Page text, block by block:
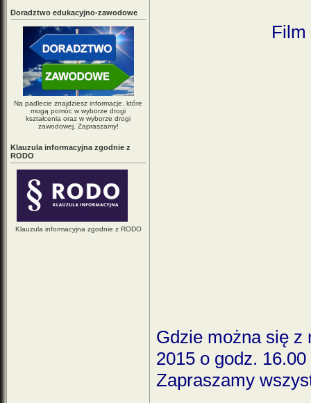
Doradztwo edukacyjno-zawodowe
Na padlecie znajdziesz informacje, które
mogą pomóc w wyborze drogi
kształcenia oraz w wyborze drogi
zawodowej. Zapraszamy!
Klauzula informacyjna zgodnie z
RODO
Klauzula informacyjna zgodnie z RODO
Film
Gdzie można się z
2015 o godz.
Zapraszamy